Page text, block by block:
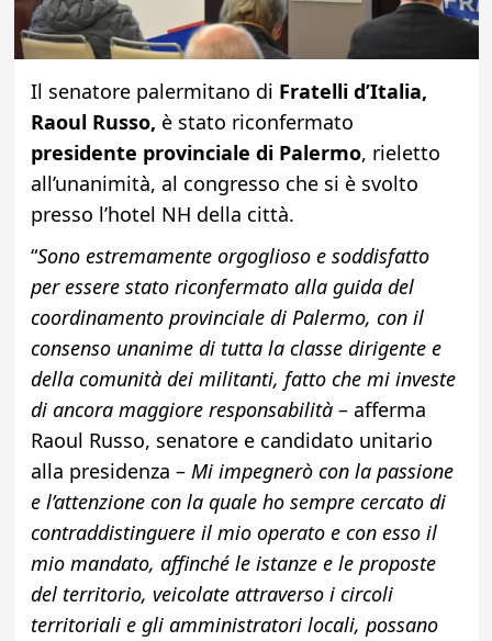
Il senatore palermitano di Fratelli d’Italia,
Raoul Russo, è stato riconfermato
presidente provinciale di Palermo, rieletto
all’unanimità, al congresso che si è svolto
presso l’hotel NH della città.
“Sono estremamente orgoglioso e soddisfatto
per essere stato riconfermato alla guida del
coordinamento provinciale di Palermo, con il
consenso unanime di tutta la classe dirigente e
della comunità dei militanti, fatto che mi investe
di ancora maggiore responsabilità– afferma
Raoul Russo, senatore e candidato unitario
alla presidenza – Mi impegnerò con la passione
e l’attenzione con la quale ho sempre cercato di
contraddistinguere il mio operato e con esso il
mio mandato, affinché le istanze e le proposte
del territorio, veicolate attraverso i circoli
territoriali e gli amministratori locali, possano